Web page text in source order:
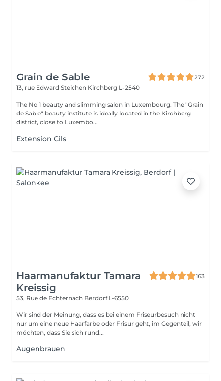
Grain de Sable
272
13, rue Edward Steichen Kirchberg L-2540
The No 1 beauty and slimming salon in Luxembourg. The "Grain
de Sable" beauty institute is ideally located in the Kirchberg
district, close to Luxembo...
Extension Cils
Haarmanufaktur Tamara
Kreissig
163
53, Rue de Echternach Berdorf L-6550
Wir sind der Meinung, dass es bei einem Friseurbesuch nicht
nur um eine neue Haarfarbe oder Frisur geht, im Gegenteil, wir
möchten, dass Sie sich rund...
Augenbrauen